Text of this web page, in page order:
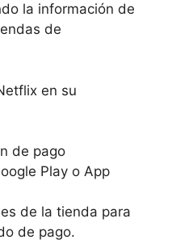
la información de
de
en su
de pago
Play o App
de la tienda para
de pago.